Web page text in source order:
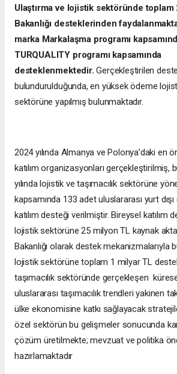
Ulaştırma ve lojistik sektöründe
Bakanlığı desteklerinden
marka Markalaşma programı
TURQUALITY programı kapsamında
desteklenmektedir. Gerçekleştirilen
bulundurulduğunda, en yüksek ödeme
sektörüne yapılmış bulunmaktadır.
2024 yılında Almanya ve Polonya’daki en
katılım organizasyonları gerçekleştirilmiş,
yılında lojistik ve taşımacılık sektörüne
kapsamında 133 adet uluslararası yurt
katılım desteği verilmiştir. Bireysel katılım
lojistik sektörüne 25 milyon TL kaynak
Bakanlığı olarak destek mekanizmalarıyla
lojistik sektörüne toplam 1 milyar TL
taşımacılık sektöründe gerçekleşen
uluslararası taşımacılık trendleri yakinen
ülke ekonomisine katkı sağlayacak
özel sektörün bu gelişmeler sonucunda
çözüm üretilmekte; mevzuat ve politika
hazırlamaktadır